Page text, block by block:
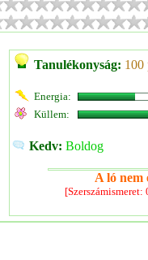
Tanulékonyság: 100
Energia:
Küllem:
Kedv: Boldog
A ló nem